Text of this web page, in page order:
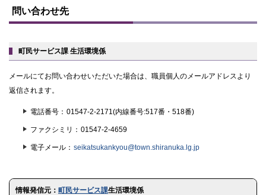
ッ
プ
る
問い合わせ先
町民サービス課 生活環境係
メールにてお問い合わせいただいた場合は、職員個人のメールアドレスより
返信されます。
電話番号 01547-2-2171(内線番号:517番・518番)
ファクシミリ 01547-2-4659
電子メール seikatsukankyou@town.shiranuka.lg.jp
ト
情報発信元： 町民サービス課生活環境係